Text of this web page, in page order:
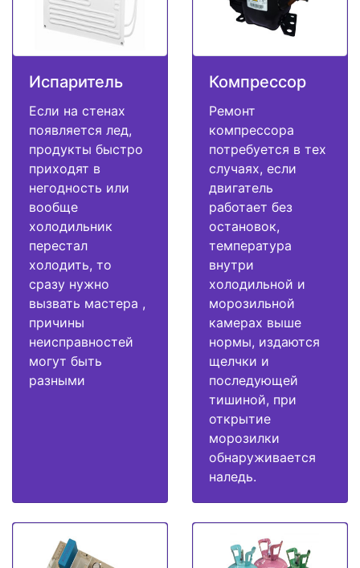
Испаритель
Если на стенах
появляется лед,
продукты быстро
приходят в
негодность или
вообще
холодильник
перестал
холодить, то
сразу нужно
вызвать мастера ,
причины
неисправностей
могут быть
разными
Компрессор
Ремонт
компрессора
потребуется в тех
случаях, если
двигатель
работает без
остановок,
температура
внутри
холодильной и
морозильной
камерах выше
нормы, издаются
щелчки и
последующей
тишиной, при
открытие
морозилки
обнаруживается
наледь.